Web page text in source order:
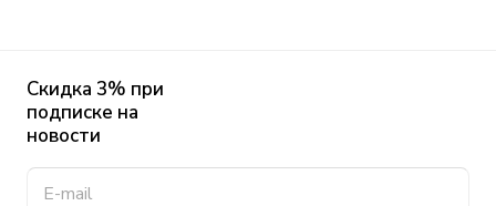
Скидка 3% при
подписке на
новости